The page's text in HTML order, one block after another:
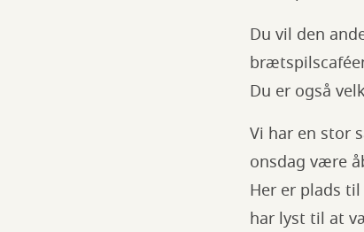
Du vil den
Du er også
Vi har en stor
onsdag være
Her er plads
har lyst til at